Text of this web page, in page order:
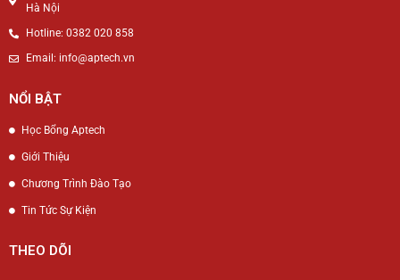
Hà Nội
Hotline: 0382 020 858
Email: info@aptech.vn
NỔI BẬT
Học Bổng Aptech
Giới Thiệu
Chương Trình Đào Tạo
Tin Tức Sự Kiện
THEO DÕI